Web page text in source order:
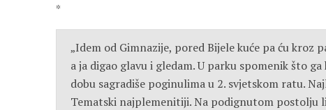
*
„Idem od Gimnazije, pored Bijele kuće pa ću kroz
a ja digao glavu i gledam. U parku spomenik što
dobu sagradiše poginulima u 2. svjetskom ratu.
Tematski najplemenitiji. Na podignutom postolju